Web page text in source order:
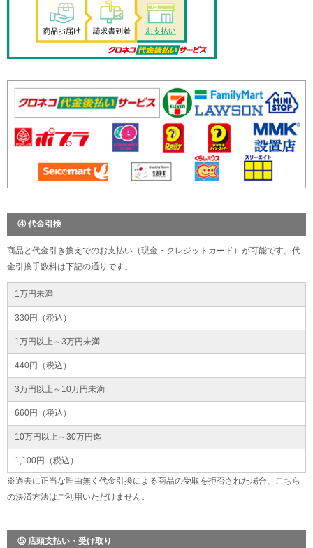
④ 代金引換
商品と代金引き換えでのお支払い（現金・クレジットカード）が可能です。代
金引換手数料は下記の通りです。
1万円未満
330円（税込）
1万円以上～3万円未満
440円（税込）
3万円以上～10万円未満
660円（税込）
10万円以上～30万円迄
1,100円（税込）
※過去に正当な理由無く代金引換による商品の受取を拒否された場合、こちら
の決済方法はご利用いただけません。
⑤ 店頭支払い・受け取り